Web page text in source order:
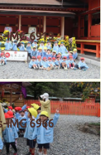
IMG 6919
IMG 6966